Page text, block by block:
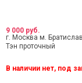
9 000 руб.
г. Москва м.
Тэн проточный
В наличии нет, под